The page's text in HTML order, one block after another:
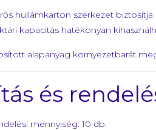
hullámkarton szerkezet
kapacitás hatékonyan
alapanyag környezetbarát
és
mennyiség: 10 db.